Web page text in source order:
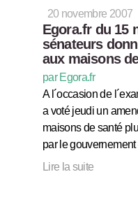
20 novembre 2007
Egora.fr du 15
sénateurs
aux maisons
par Egora.fr
A l´occasion de
a voté jeudi un
maisons de santé
par le
Lire la suite